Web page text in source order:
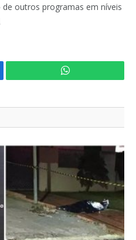
outros programas em níveis
WhatsApp